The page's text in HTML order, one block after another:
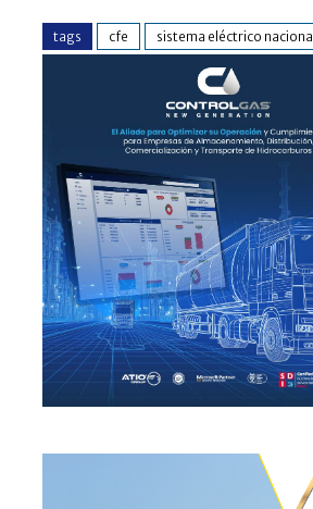
tags cfe sistema eléctrico nacional